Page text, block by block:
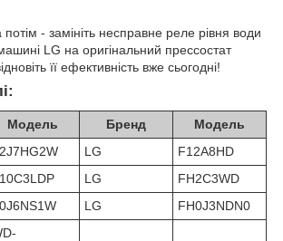
- замініть несправне реле рівня води
LG на оригінальний прессостат
її ефективність вже сьогодні!
Модель Бренд
Модель
LG
F12A8HD
LG
FH2C3WD
LG
FH0J3NDN0